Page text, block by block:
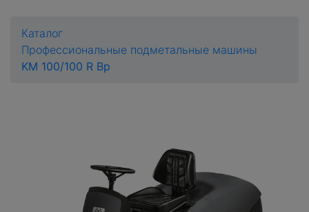
Каталог
Профессиональные подметальные машины
KM 100/100 R Bp